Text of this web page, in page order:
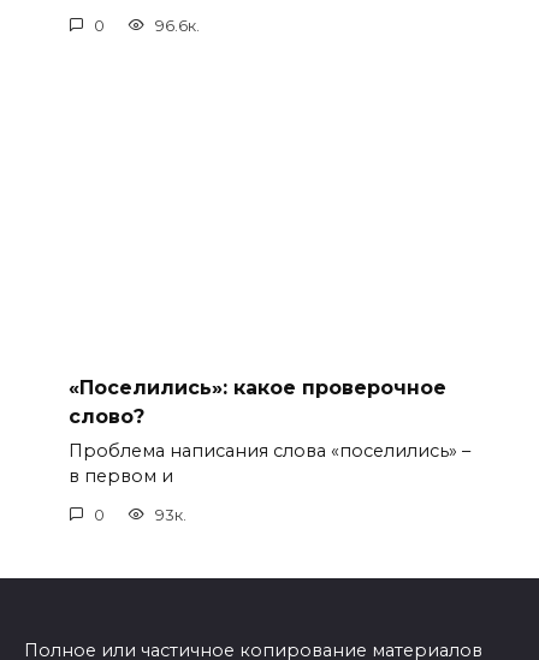
0 96.6к.
«Поселились»: какое проверочное
слово?
Проблема написания слова «поселились» –
в первом и
0 93к.
Полное или частичное копирование материалов